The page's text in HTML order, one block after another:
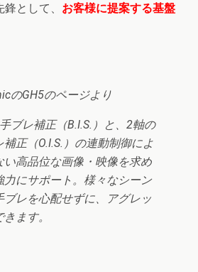
として、 お客様に提案する基盤
のGH5のページより
ブレ補正（B.I.S.）と、2軸の
正（O.I.S.）の連動制御によ
い高品位な画像・映像を求め
力にサポート。様々なシーン
ブレを心配せずに、アグレッ
ます。